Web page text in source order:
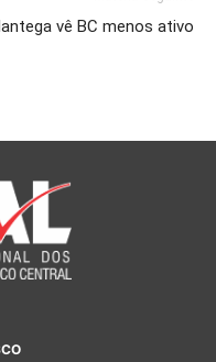
vê BC menos ativo